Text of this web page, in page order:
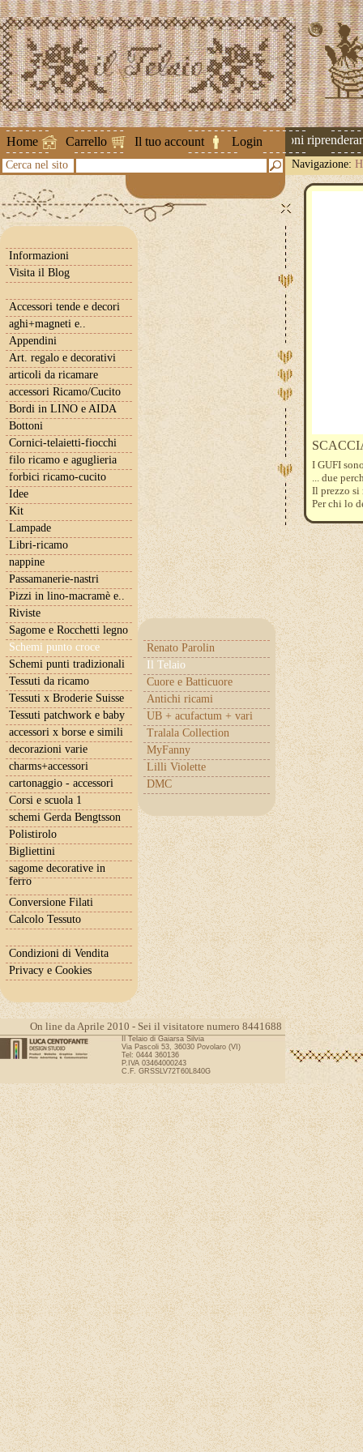
Home Carrello Il tuo account Login
Attenzione ! Le spedizioni
Cerca nel sito Navigazione:
Informazioni
Visita il Blog
Accessori tende e decori
aghi+magneti e..
Appendini
Art. regalo e decorativi
articoli da ricamare
accessori Ricamo/Cucito
Bordi in LINO e AIDA
Bottoni
Cornici-telaietti-fiocchi
filo ricamo e aguglieria
forbici ricamo-cucito
Idee
Kit
Lampade
Libri-ricamo
nappine
Passamanerie-nastri
Pizzi in lino-macramè e..
Riviste
Sagome e Rocchetti legno
Schemi punto croce
Renato Parolin
Il Telaio
Cuore e Batticuore
Antichi ricami
UB + acufactum + vari
Tralala Collection
MyFanny
Lilli Violette
DMC
Schemi punti tradizionali
Tessuti da ricamo
Tessuti x Broderie Suisse
Tessuti patchwork e baby
accessori x borse e simili
decorazioni varie
charms+accessori
cartonaggio - accessori
Corsi e scuola 1
schemi Gerda Bengtsson
Polistirolo
Bigliettini
sagome decorative in
ferro
Conversione Filati
Calcolo Tessuto
Condizioni di Vendita
Privacy e Cookies
I GUFI
... due
Il prezzo si
Per chi lo
On line da Aprile 2010 - Sei il visitatore numero 8441688
Il Telaio di Gaiarsa Silvia
Via Pascoli 53, 36030 Povolaro (VI)
Tel: 0444 360136
P.IVA 03464000243
C.F. GRSSLV72T60L840G